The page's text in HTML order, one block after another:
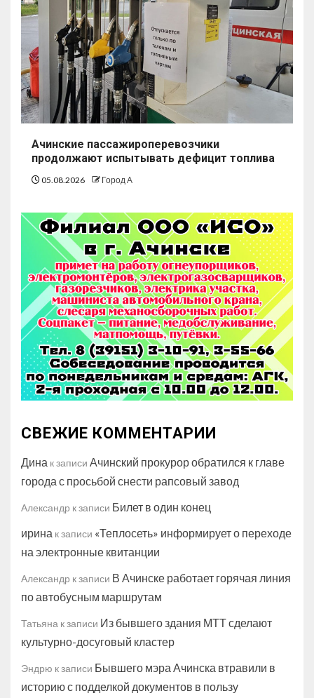
Ачинские пассажироперевозчики
продолжают испытывать дефицит топлива
05.08.2026 Город А
СВЕЖИЕ КОММЕНТАРИИ
Дина к записи Ачинский прокурор обратился к главе
города с просьбой снести рапсовый завод
Александр к записи Билет в один конец
ирина к записи «Теплосеть» информирует о переходе
на электронные квитанции
Александр к записи В Ачинске работает горячая линия
по автобусным маршрутам
Татьяна к записи Из бывшего здания МТТ сделают
культурно-досуговый кластер
Эндрю к записи Бывшего мэра Ачинска втравили в
историю с подделкой документов в пользу